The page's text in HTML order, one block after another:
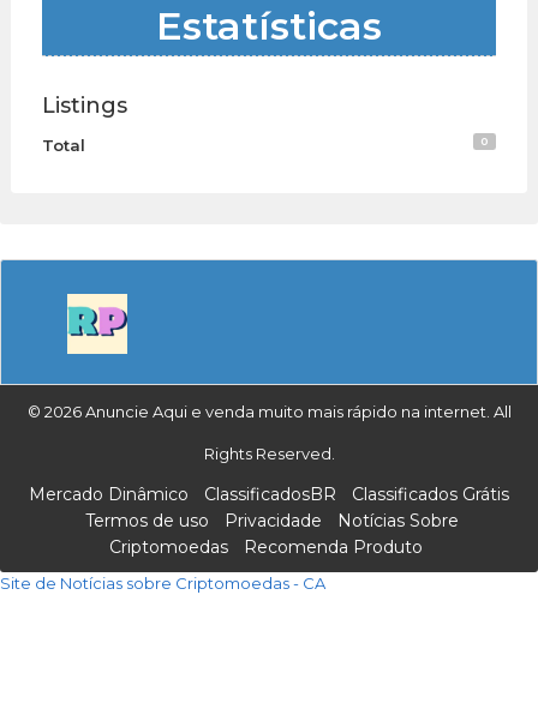
Estatísticas
Listings
Total 0
© 2026 Anuncie Aqui e venda muito mais rápido na internet. All
Rights Reserved.
Mercado Dinâmico ClassificadosBR
Classificados Grátis
Termos de uso
Privacidade
Notícias Sobre
Criptomoedas
Recomenda Produto
Site de Notícias sobre Criptomoedas - CA